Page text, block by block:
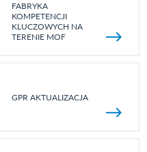
FABRYKA
KOMPETENCJI
KLUCZOWYCH NA
TERENIE MOF
GPR AKTUALIZACJA